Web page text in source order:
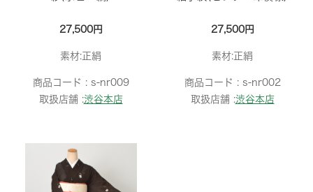
27,500円
素材:正絹
商品コード : s-nr009
取扱店舗 :渋谷本店
27,500円
素材:正絹
商品コード : s-nr002
取扱店舗 :渋谷本店